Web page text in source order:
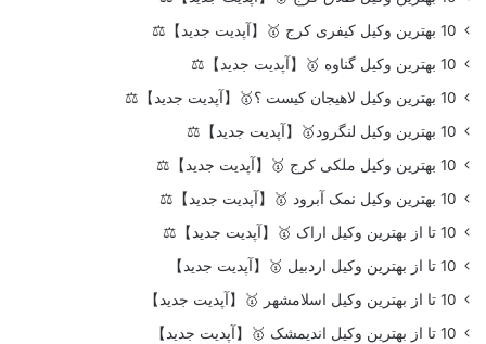
10 بهترین وکیل کیفری کرج 🥇【آپدیت جدید】⚖️
10 بهترین وکیل گناوه 🥇【آپدیت جدید】⚖️
10 بهترین وکیل لاهیجان کیست ؟🥇【آپدیت جدید】⚖️
10 بهترین وکیل لنگرود🥇【آپدیت جدید】⚖️
10 بهترین وکیل ملکی کرج 🥇【آپدیت جدید】⚖️
10 بهترین وکیل نمک آبرود 🥇【آپدیت جدید】⚖️
10 تا از بهترین وکیل اراک 🥇【آپدیت جدید】⚖️
10 تا از بهترین وکیل اردبیل 🥇【آپدیت جدید】
10 تا از بهترین وکیل اسلامشهر 🥇【آپدیت جدید】
10 تا از بهترین وکیل اندیمشک 🥇【آپدیت جدید】